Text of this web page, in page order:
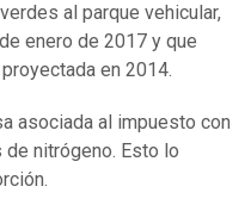
al parque vehicular,
enero de 2017 y que
en 2014.
asociada al impuesto con
nitrógeno. Esto lo